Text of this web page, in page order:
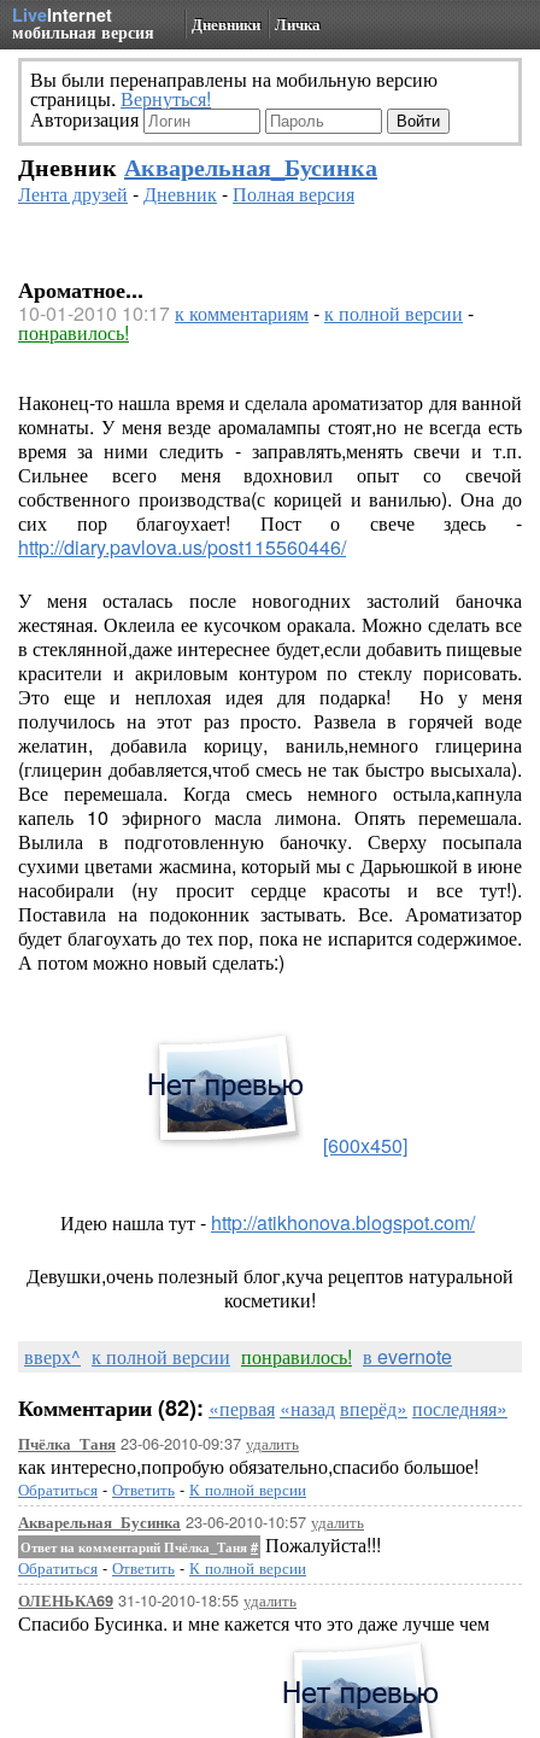
LiveInternet
мобильная версия Дневники Личка
Вы были перенаправлены на мобильную версию
страницы. Вернуться!
Авторизация
Дневник Акварельная_Бусинка
Лента друзей -Дневник-Полная версия
Ароматное...
10-01-2010 10:17к комментариям-к полной версии -
понравилось!
Наконец-то нашла время и сделала ароматизатор для ванной
комнаты. У меня везде аромалампы стоят,но не всегда есть
время за ними следить - заправлять,менять свечи и т.п.
Сильнее всего меня вдохновил опыт со свечой
собственного производства(с корицей и ванилью). Она до
сих пор благоухает! Пост о свече здесь -
http://diary.pavlova.us/post115560446/
У меня осталась после новогодних застолий баночка
жестяная. Оклеила ее кусочком оракала. Можно сделать все
в стеклянной,даже интереснее будет,если добавить пищевые
красители и акриловым контуром по стеклу порисовать.
Это еще и неплохая идея для подарка! Но у меня
получилось на этот раз просто. Развела в горячей воде
желатин, добавила корицу, ваниль,немного глицерина
(глицерин добавляется,чтоб смесь не так быстро высыхала).
Все перемешала. Когда смесь немного остыла,капнула
капель 10 эфирного масла лимона. Опять перемешала.
Вылила в подготовленную баночку. Сверху посыпала
сухими цветами жасмина, который мы с Дарьюшкой в июне
насобирали (ну просит сердце красоты и все тут!).
Поставила на подоконник застывать. Все. Ароматизатор
будет благоухать до тех пор, пока не испарится содержимое.
А потом можно новый сделать:)
[600x450]
Идею нашла тут - http://atikhonova.blogspot.com/
Девушки,очень полезный блог,куча рецептов натуральной
косметики!
вверх^ к полной версии понравилось! в evernote
Комментарии (82): «первая «назадвперёд» последняя»
Пчёлка_Таня 23-06-2010-09:37 удалить
как интересно,попробую обязательно,спасибо большое!
Обратиться - Ответить - К полной версии
Акварельная_Бусинка 23-06-2010-10:57 удалить
Ответ на комментарий Пчёлка_Таня # Пожалуйста!!!
Обратиться - Ответить - К полной версии
ОЛЕНЬКА69 31-10-2010-18:55 удалить
Спасибо Бусинка. и мне кажется что это даже лучше чем